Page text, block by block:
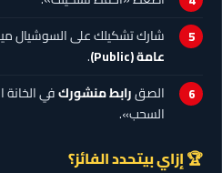
شارك تشكيلك على السوشيال
عامة (Public)
.
الصقرابط منشوركفي
السحب».
🏆 إزاي بيتحدد الفائز؟